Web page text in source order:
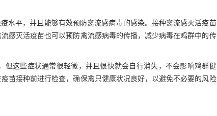
水平，并且能够有效预防禽流感病毒的感染。接种禽流感灭活疫苗
感灭活疫苗也可以预防禽流感病毒的传播，减少病毒在鸡群中的传
这些症状通常很轻微，并且很快就会自行消失，不会影响鸡群健
苗接种前进行检查，确保禽只健康状况良好，以避免不必要的风险